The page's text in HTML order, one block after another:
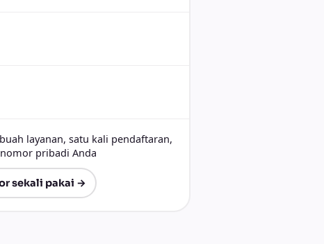
layanan, satu kali pendaftaran,
pribadi Anda
sekali pakai →